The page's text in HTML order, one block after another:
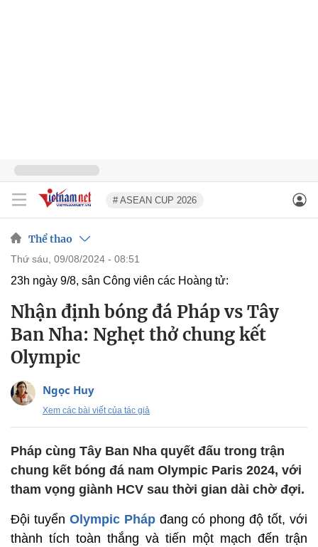
# ASEAN CUP 2026
Thể thao
thứ sáu, 09/08/2024 - 08:51
23h ngày 9/8, sân Công viên các Hoàng tử:
Nhận định bóng đá Pháp vs Tây
Ban Nha: Nghẹt thở chung kết
Olympic
Ngọc Huy
Xem các bài viết của tác giả
Pháp cùng Tây Ban Nha quyết đấu trong trận
chung kết bóng đá nam Olympic Paris 2024, với
tham vọng giành HCV sau thời gian dài chờ đợi.
Đội tuyển Olympic Phápđang có phong độ tốt, với
thành tích toàn thắng và tiến một mạch đến trận